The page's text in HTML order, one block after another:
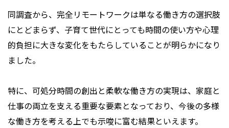
同調査から、完全リモートワークは単なる働き方の選択肢
にとどまらず、子育て世代にとっても時間の使い方や心理
的負担に大きな変化をもたらしていることが明らかになり
ました。
特に、可処分時間の創出と柔軟な働き方の実現は、家庭と
仕事の両立を支える重要な要素となっており、今後の多様
な働き方を考える上でも示唆に富む結果といえます。